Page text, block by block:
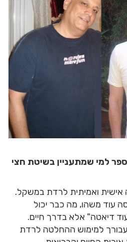
למי שמתעניין בשיטת חצי
אישית ואמיתית לרדת במשקל.
עוד משהו, מה כבר יכול
דיאטה" אלא בדרך חיים.
למימוש ההחלטה לרדת